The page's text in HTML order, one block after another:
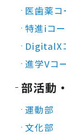
医歯薬コ
特進iコ
DigitalX
進学Vコ
部活動
運動部
文化部